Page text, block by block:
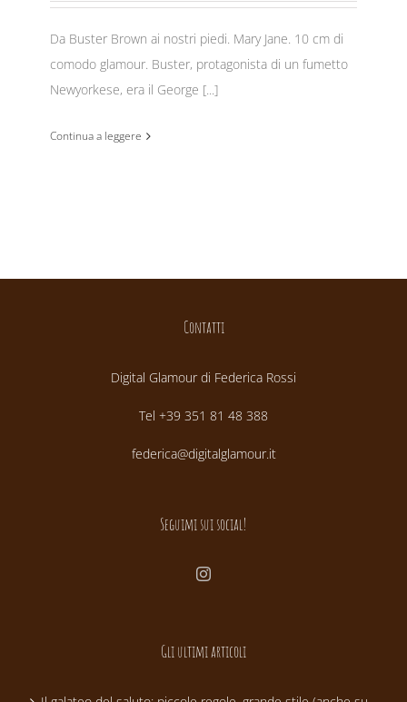
Da Buster Brown ai nostri piedi. Mary Jane. 10 cm di
comodo glamour. Buster, protagonista di un fumetto
Newyorkese, era il George [...]
Continua a leggere
Contatti
Digital Glamour di Federica Rossi
Tel +39 351 81 48 388
federica@digitalglamour.it
Seguimi sui social!
Gli ultimi articoli